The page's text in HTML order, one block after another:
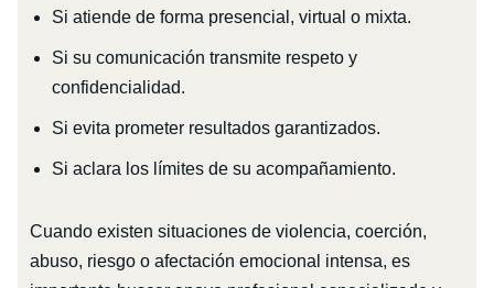
Si atiende de forma presencial, virtual o mixta.
Si su comunicación transmite respeto y
confidencialidad.
Si evita prometer resultados garantizados.
Si aclara los límites de su acompañamiento.
Cuando existen situaciones de violencia, coerción,
abuso, riesgo o afectación emocional intensa, es